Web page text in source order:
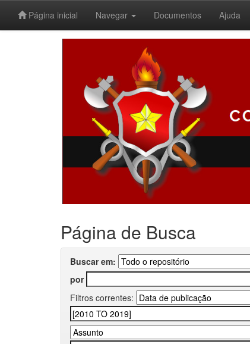
Página inicial Navegar Documentos Ajuda
Página de Busca
Buscar em:
por
Filtros correntes: